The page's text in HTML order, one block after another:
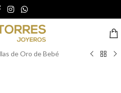
de Oro de Bebé